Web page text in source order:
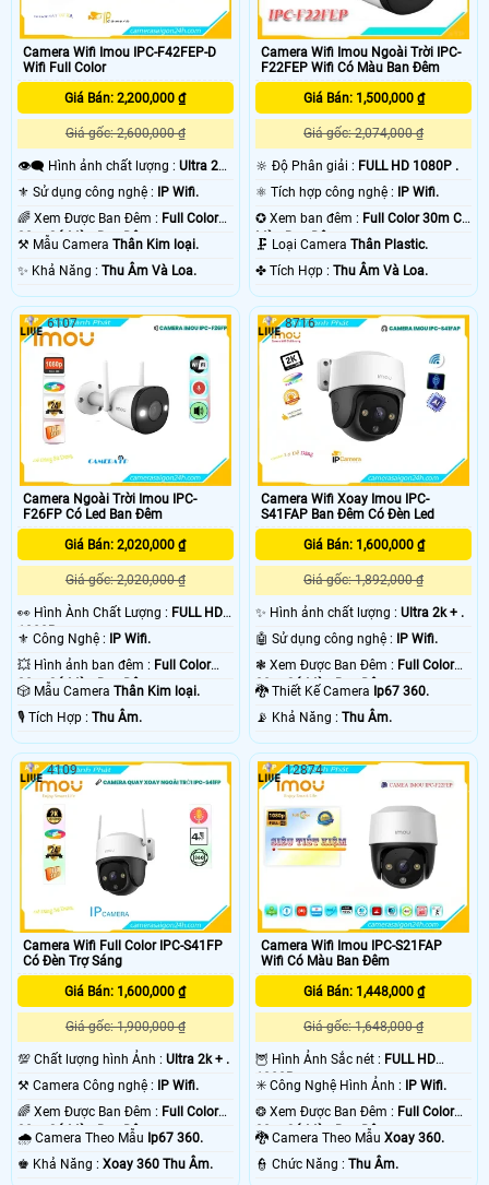
Camera Wifi Imou IPC-F42FEP-D
Wifi Full Color
Giá Bán: 2,200,000 ₫
Giá gốc: 2,600,000 ₫
👁️‍🗨 Hình ảnh chất lượng : Ultra 2k
+ .
⚜️ Sử dụng công nghệ : IP Wifi.
🌈 Xem Được Ban Đêm : Full Color
30m Có Màu Ban Ðêm.
⚒ Mẫu Camera Thân Kim loại.
️✨ Khả Năng : Thu Âm Và Loa.
Camera Wifi Imou Ngoài Trời IPC-
F22FEP Wifi Có Màu Ban Đêm
Giá Bán: 1,500,000 ₫
Giá gốc: 2,074,000 ₫
🔆 Độ Phân giải : FULL HD 1080P .
⚛️ Tích hợp công nghệ : IP Wifi.
✪ Xem ban đêm : Full Color 30m Có
Màu Ban Ðêm.
🗜️ Loại CameraThân Plastic.
️✤ Tích Hợp :Thu Âm Và Loa.
Camera Ngoài Trời Imou IPC-
F26FP Có Led Ban Đêm
Giá Bán: 2,020,000 ₫
Giá gốc: 2,020,000 ₫
️👀 Hình Ành Chất Lượng : FULL HD
1080P .
⚜️ Công Nghệ :
IP Wifi.
💥 Hình ảnh ban đêm : Full Color
30m Có Màu Ban Ðêm.
🎲 Mẫu Camera Thân Kim loại.
️🎙 Tích Hợp : Thu Âm.
6107
Camera Wifi Xoay Imou IPC-
S41FAP Ban Đêm Có Đèn Led
Giá Bán: 1,600,000 ₫
Giá gốc: 1,892,000 ₫
✨ Hình ảnh chất lượng :Ultra 2k + .
🤖️ Sử dụng công nghệ :
IP Wifi.
❃ Xem Được Ban Đêm : Full Color
30m Có Màu Ban Ðêm.
🐉️ Thiết Kế Camera Ip67 360.
️📡 Khả Năng :Thu Âm.
8716
Camera Wifi Full Color IPC-S41FP
Có Đèn Trợ Sáng
Giá Bán: 1,600,000 ₫
Giá gốc: 1,900,000 ₫
💯 Chất lượng hình Ảnh : Ultra 2k + .
⚒ Camera Công nghệ :
IP Wifi.
🌈 Xem Được Ban Đêm : Full Color
30m Có Màu Ban Ðêm.
🌧️ Camera Theo Mẫu Ip67 360.
️♚ Khả Năng : Xoay 360 Thu Âm.
4109
Camera Wifi Imou IPC-S21FAP
Wifi Có Màu Ban Đêm
Giá Bán: 1,448,000 ₫
Giá gốc: 1,648,000 ₫
🦉 Hình Ảnh Sắc nét : FULL HD
1080P .
✳️ Công Nghệ Hình Ảnh :
IP Wifi.
❂ Xem Được Ban Đêm : Full Color
30m Có Màu Ban Ðêm.
🐉️ Camera Theo MẫuXoay 360.
️👮 Chức Năng :Thu Âm.
12874